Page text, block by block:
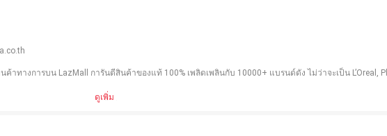
งการบน LazMall การันตีสินค้าของแท้ 100% เพลิดเพลินกับ 10000+ แบรนด์ดัง ไม่ว่าจะเป็น L’Oreal,
ดูเพิ่ม